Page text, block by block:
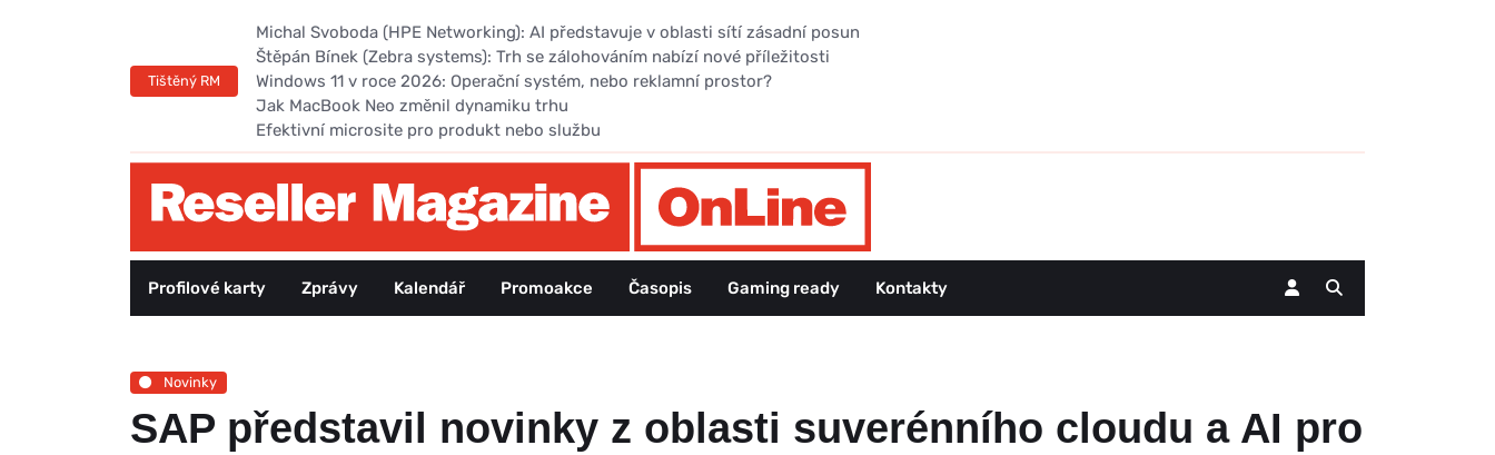
Tištěný RM
Michal Svoboda (HPE Networking): AI představuje v oblasti sítí zásadní posun
Štěpán Bínek (Zebra systems): Trh se zálohováním nabízí nové příležitosti
Windows 11 v roce 2026: Operační systém, nebo reklamní prostor?
Jak MacBook Neo změnil dynamiku trhu
Efektivní microsite pro produkt nebo službu
Profilové karty Zprávy Kalendář Promoakce Časopis Gaming ready Kontakty
Novinky
SAP představil novinky z oblasti suverénního cloudu a AI pro